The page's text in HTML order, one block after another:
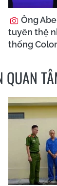
Ông
tuyên thệ
thống
QUAN